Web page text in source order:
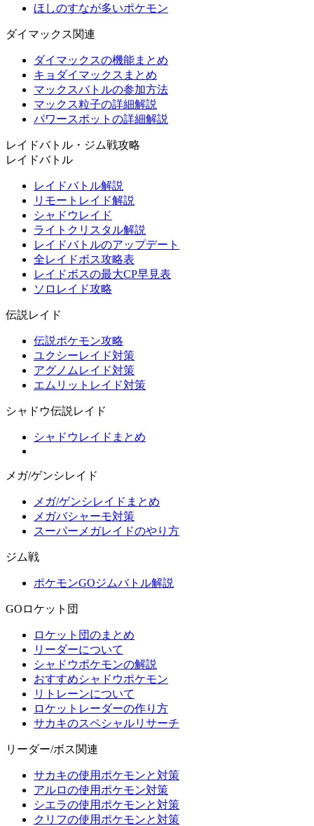
ほしのすなが多いポケモン
ダイマックス関連
ダイマックスの機能まとめ
キョダイマックスまとめ
マックスバトルの参加方法
マックス粒子の詳細解説
パワースポットの詳細解説
レイドバトル・ジム戦攻略
レイドバトル
レイドバトル解説
リモートレイド解説
シャドウレイド
ライトクリスタル解説
レイドバトルのアップデート
全レイドボス攻略表
レイドボスの最大CP早見表
ソロレイド攻略
伝説レイド
伝説ポケモン攻略
ユクシーレイド対策
アグノムレイド対策
エムリットレイド対策
シャドウ伝説レイド
シャドウレイドまとめ
メガ/ゲンシレイド
メガ/ゲンシレイドまとめ
メガバシャーモ対策
スーパーメガレイドのやり方
ジム戦
ポケモンGOジムバトル解説
GOロケット団
ロケット団のまとめ
リーダーについて
シャドウポケモンの解説
おすすめシャドウポケモン
リトレーンについて
ロケットレーダーの作り方
サカキのスペシャルリサーチ
リーダー/ボス関連
サカキの使用ポケモンと対策
アルロの使用ポケモン対策
シエラの使用ポケモンと対策
クリフの使用ポケモンと対策